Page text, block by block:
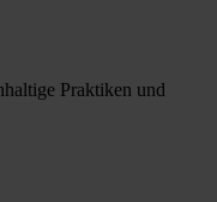
Praktiken und